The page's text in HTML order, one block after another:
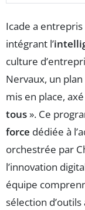
Icade a
intégrant l’
culture
Nervaux, un
mis en place,
tous». Ce
force dédiée à
orchestrée par
l’innovation
équipe
sélection d’outils